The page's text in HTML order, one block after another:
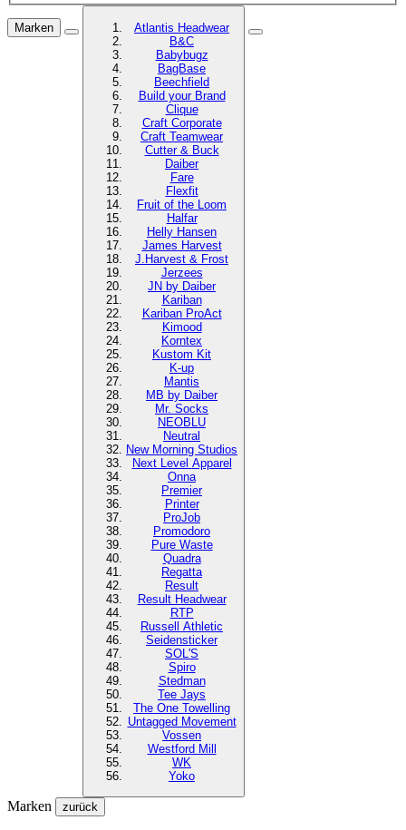
Marken
Atlantis Headwear
B&C
Babybugz
BagBase
Beechfield
Build your Brand
Clique
Craft Corporate
Craft Teamwear
Cutter & Buck
Daiber
Fare
Flexfit
Fruit of the Loom
Halfar
Helly Hansen
James Harvest
J.Harvest & Frost
Jerzees
JN by Daiber
Kariban
Kariban ProAct
Kimood
Korntex
Kustom Kit
K-up
Mantis
MB by Daiber
Mr. Socks
NEOBLU
Neutral
New Morning Studios
Next Level Apparel
Onna
Premier
Printer
ProJob
Promodoro
Pure Waste
Quadra
Regatta
Result
Result Headwear
RTP
Russell Athletic
Seidensticker
SOL'S
Spiro
Stedman
Tee Jays
The One Towelling
Untagged Movement
Vossen
Westford Mill
WK
Yoko
Marken zurück